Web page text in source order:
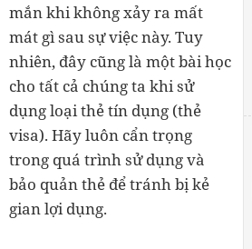
mắn khi không xảy ra mất
mát gì sau sự việc này. Tuy
nhiên, đây cũng là một bài học
cho tất cả chúng ta khi sử
dụng loại thẻ tín dụng (thẻ
visa). Hãy luôn cẩn trọng
trong quá trình sử dụng và
bảo quản thẻ để tránh bị kẻ
gian lợi dụng.